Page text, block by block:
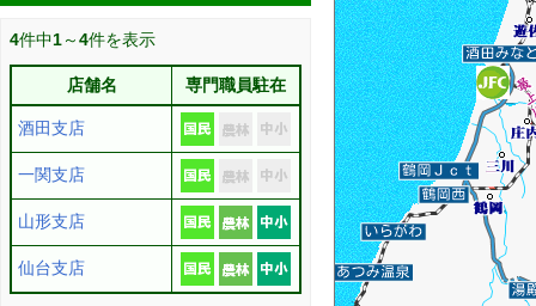
4件中1～4件を表示
店舗名 専門職員駐在
酒田支店
一関支店
山形支店
仙台支店